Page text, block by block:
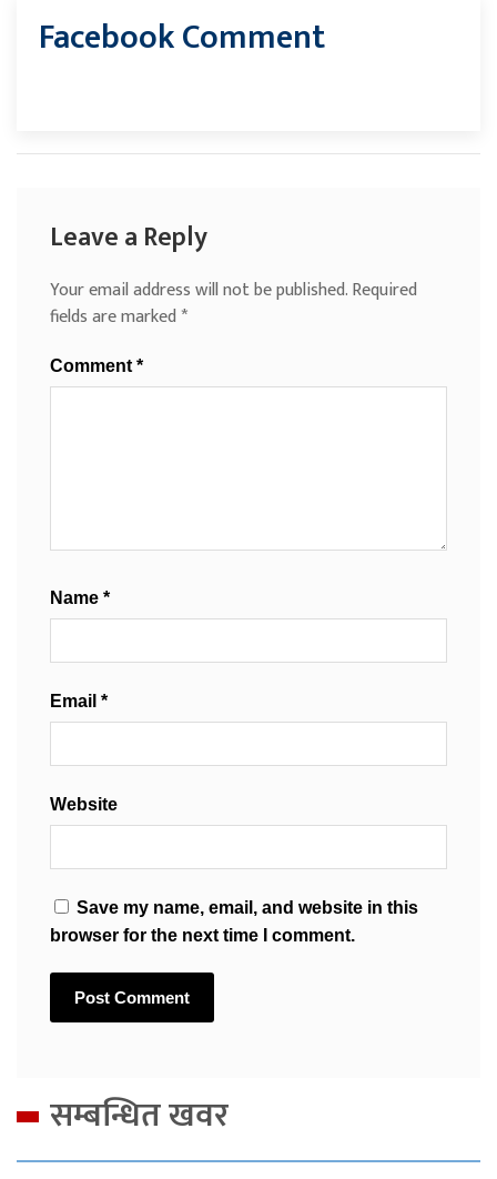
Facebook Comment
Leave a Reply
Your email address will not be published.Required
fields are marked*
Comment *
Name *
Email *
Website
Save my name, email, and website in this
browser for the next time I comment.
सम्बन्धित खवर